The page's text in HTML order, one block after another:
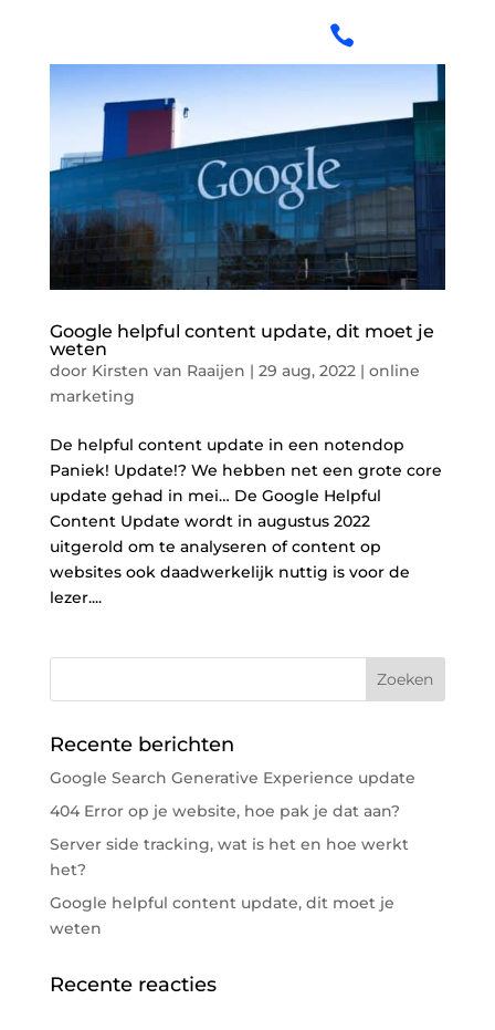

Google helpful content update, dit moet je
weten
door Kirsten van Raaijen | 29 aug, 2022| online
marketing
De helpful content update in een notendop
Paniek! Update!? We hebben net een grote core
update gehad in mei… De Google Helpful
Content Update wordt in augustus 2022
uitgerold om te analyseren of content op
websites ook daadwerkelijk nuttig is voor de
lezer....
Recente berichten
Google Search Generative Experience update
404 Error op je website, hoe pak je dat aan?
Server side tracking, wat is het en hoe werkt
het?
Google helpful content update, dit moet je
weten
Recente reacties